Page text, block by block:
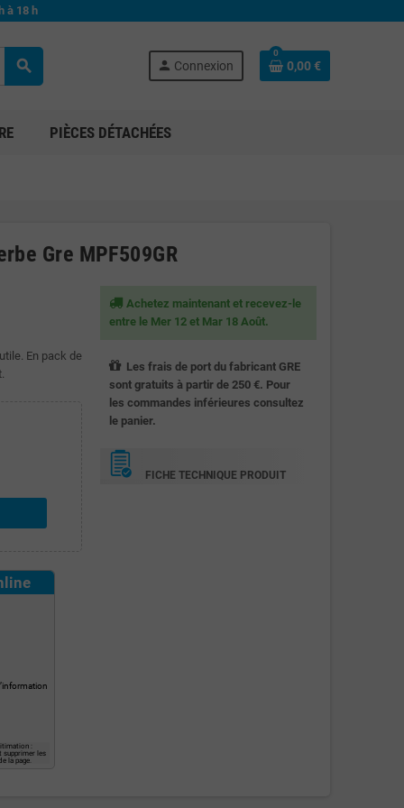
à 18 h
search person Connexion
0
0,00 €
PIÈCES DÉTACHÉES
Gre MPF509GR
En pack de
:
supprimer les
la page.
Achetez maintenant et recevez-le
entre le Mer 12 et Mar 18 Août.
Les frais de port du fabricant GRE
sont gratuits à partir de 250 €. Pour
les commandes inférieures consultez
le panier.
FICHE TECHNIQUE PRODUIT